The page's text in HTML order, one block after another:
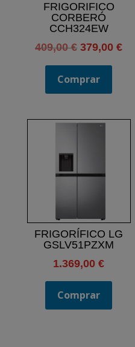
FRIGORIFICO
CORBERÓ
CCH324EW
409,00€ El
precio
original
era:
379,00€El
Comprar
FRIGORÍFICO LG
GSLV51PZXM
1.369,00€
Comprar